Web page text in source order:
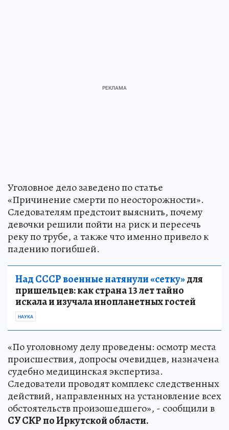
Уголовное дело заведено по статье
«Причинение смерти по неосторожности».
Следователям предстоит выяснить, почему
девочки решили пойти на риск и пересечь
реку по трубе, а также что именно привело к
падению погибшей.
Над СССР военные натянули «сетку»для
пришельцев: как страна 13 лет тайно
искала и изучала инопланетных гостей
НАУКА
«По уголовному делу проведены: осмотр места
происшествия, допросы очевидцев, назначена
судебно медицинская экспертиза.
Следователи проводят комплекс следственных
действий, направленных на установление всех
обстоятельств произошедшего», - сообщили в
СУ СКР по Иркутской области.